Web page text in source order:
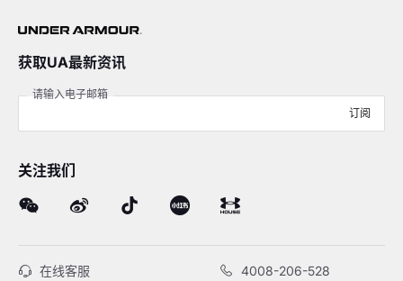
获取UA最新资讯
请输入电子邮箱
订阅
关注我们
在线客服 4008-206-528